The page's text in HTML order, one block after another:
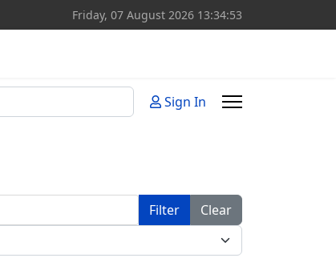
Friday, 07 August 2026 13:34:53
Sign In
Filter
Clear